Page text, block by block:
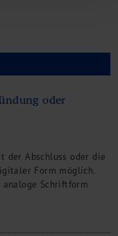
oder
der Abschluss oder die
Form möglich.
Schriftform